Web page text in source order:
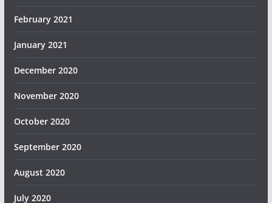
February 2021
January 2021
December 2020
November 2020
October 2020
September 2020
August 2020
July 2020